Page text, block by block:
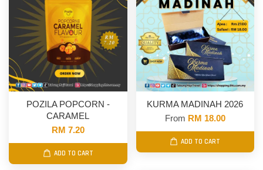
POZILA POPCORN -
CARAMEL
RM 7.20
ADD TO CART
KURMA MADINAH 2026
From RM 18.00
ADD TO CART